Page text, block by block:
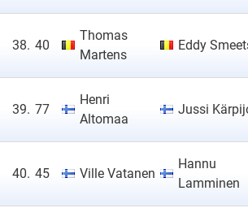
38. 40
Thomas
Martens
Eddy
39. 77
Henri
Altomaa
Jussi
40. 45 Ville Vatanen
Hannu
Lamminen